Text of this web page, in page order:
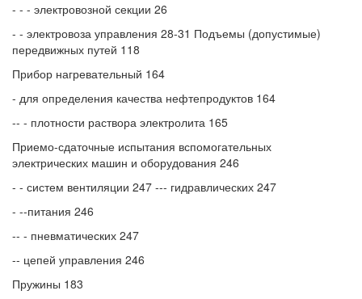
- - - электровозной секции 26
- - электровоза управления 28-31 Подъемы (допустимые)
передвижных путей 118
Прибор нагревательный 164
- для определения качества нефтепродуктов 164
-- - плотности раствора электролита 165
Приемо-сдаточные испытания вспомогательных
электрических машин и оборудования 246
- - систем вентиляции 247 --- гидравлических 247
- --питания 246
-- - пневматических 247
-- цепей управления 246
Пружины 183